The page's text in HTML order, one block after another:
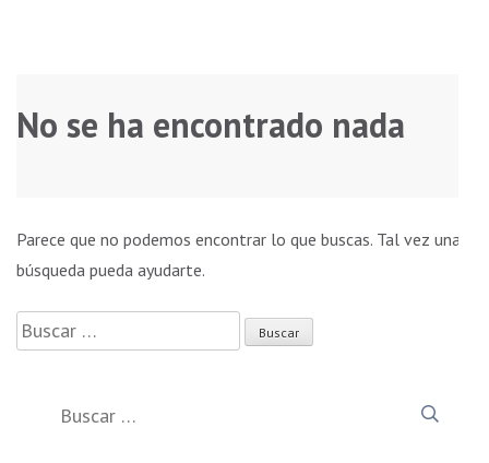
No se ha encontrado nada
Parece que no podemos encontrar lo que buscas. Tal vez una
búsqueda pueda ayudarte.
Buscar: